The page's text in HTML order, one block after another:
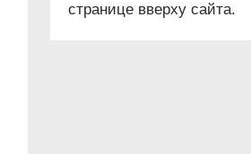
странице вверху сайта.